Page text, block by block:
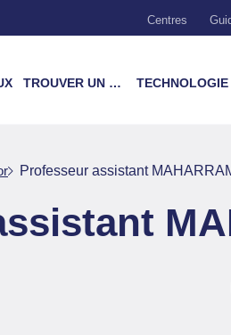
Centres
TROUVER UN MÉDECIN TECHNOLOGIE
Professeur assistant